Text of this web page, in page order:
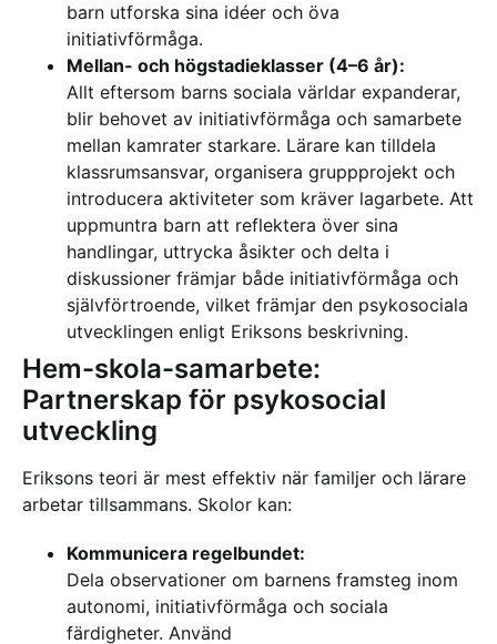
barn utforska sina idéer och öva
initiativförmåga.
Mellan- och högstadieklasser (4–6 år):
Allt eftersom barns sociala världar expanderar,
blir behovet av initiativförmåga och samarbete
mellan kamrater starkare. Lärare kan tilldela
klassrumsansvar, organisera gruppprojekt och
introducera aktiviteter som kräver lagarbete. Att
uppmuntra barn att reflektera över sina
handlingar, uttrycka åsikter och delta i
diskussioner främjar både initiativförmåga och
självförtroende, vilket främjar den psykosociala
utvecklingen enligt Eriksons beskrivning.
Hem-skola-samarbete:
Partnerskap för psykosocial
utveckling
Eriksons teori är mest effektiv när familjer och lärare
arbetar tillsammans. Skolor kan:
Kommunicera regelbundet:
Dela observationer om barnens framsteg inom
autonomi, initiativförmåga och sociala
färdigheter. Använd